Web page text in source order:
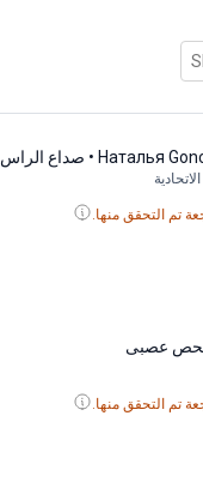
Наталья • صداع الراس
تم التحقق منها.
عصبى
تم التحقق منها.